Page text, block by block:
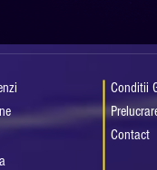
Conditii
Contact